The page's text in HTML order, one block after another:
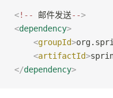
<!-- 邮件发送-->
<dependency>
    <
groupId>
    <
artifactId>
</dependency>